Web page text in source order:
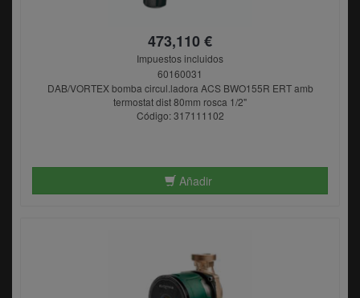
473,110 €
Impuestos incluidos
60160031
DAB/VORTEX bomba circul.ladora ACS BWO155R ERT amb
termostat dist 80mm rosca 1/2"
Código: 317111102
Añadir